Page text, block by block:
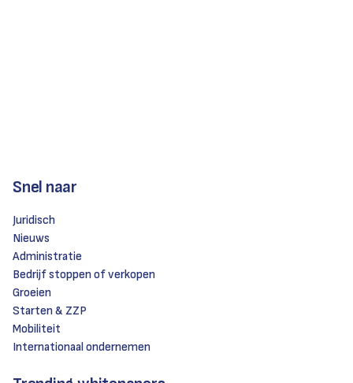
Snel naar
Juridisch
Nieuws
Administratie
Bedrijf stoppen of verkopen
Groeien
Starten & ZZP
Mobiliteit
Internationaal ondernemen